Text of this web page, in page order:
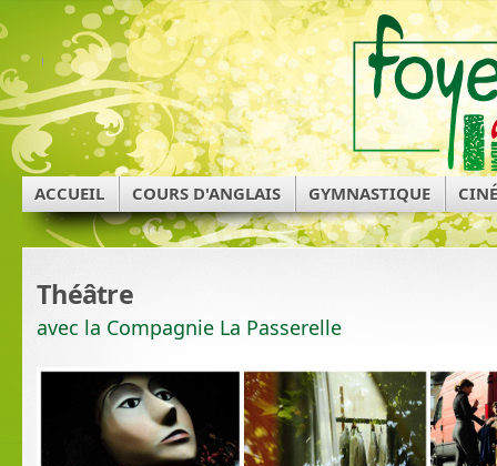
ACCUEIL COURS D'ANGLAIS GYMNASTIQUE
Théâtre
avec la Compagnie La Passerelle